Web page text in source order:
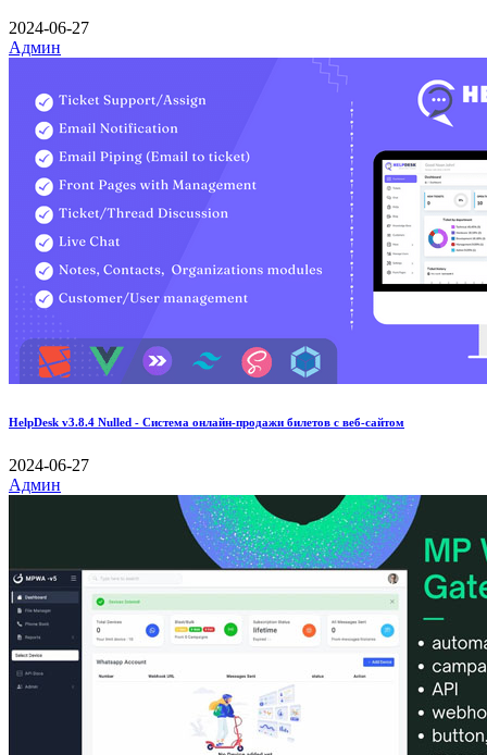
2024-06-27
Админ
HelpDesk v3.8.4 Nulled - Система онлайн-продажи билетов с веб-сайтом
2024-06-27
Админ